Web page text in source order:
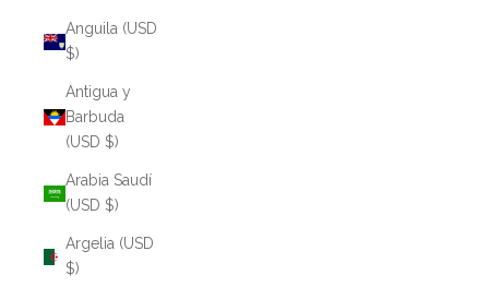
Anguila (USD
$)
Antigua y
Barbuda
(USD $)
Arabia Saudí
(USD $)
Argelia (USD
$)